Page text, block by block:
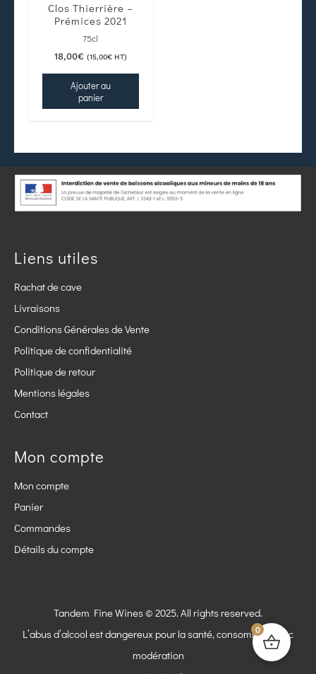
Clos Thierrière –
Prémices 2021
75cl
18,00€ (15,00€HT)
Ajouter au
panier
Liens utiles
Rachat de cave
Livraisons
Conditions Générales de Vente
Politique de confidentialité
Politique de retour
Mentions légales
Contact
Mon compte
Mon compte
Panier
Commandes
Détails du compte
Tandem Fine Wines © 2025. All rights reserved.
L’abus d’alcool est dangereux pour la santé, consommez avec
modération
0